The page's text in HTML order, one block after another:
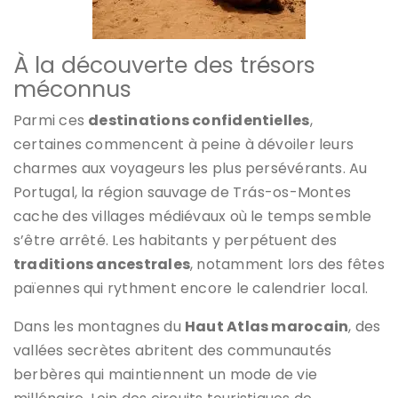
À la découverte des trésors
méconnus
Parmi ces destinations confidentielles,
certaines commencent à peine à dévoiler leurs
charmes aux voyageurs les plus persévérants. Au
Portugal, la région sauvage de Trás-os-Montes
cache des villages médiévaux où le temps semble
s’être arrêté. Les habitants y perpétuent des
traditions ancestrales, notamment lors des fêtes
païennes qui rythment encore le calendrier local.
Dans les montagnes du Haut Atlas marocain, des
vallées secrètes abritent des communautés
berbères qui maintiennent un mode de vie